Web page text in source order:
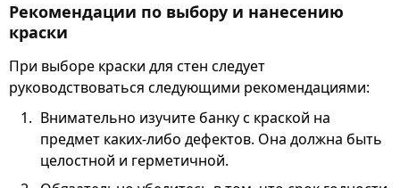
Рекомендации по выбору и нанесению
краски
При выборе краски для стен следует
руководствоваться следующими рекомендациями:
Внимательно изучите банку с краской на
предмет каких-либо дефектов. Она должна быть
целостной и герметичной.